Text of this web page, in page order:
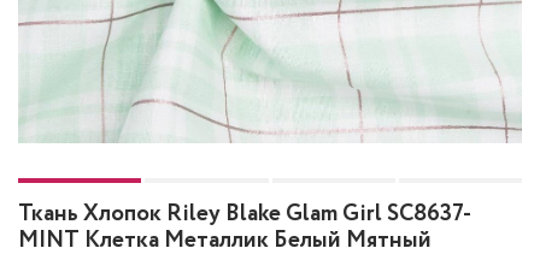
Ткань Хлопок Riley Blake Glam Girl SC8637-
MINT Клетка Металлик Белый Мятный